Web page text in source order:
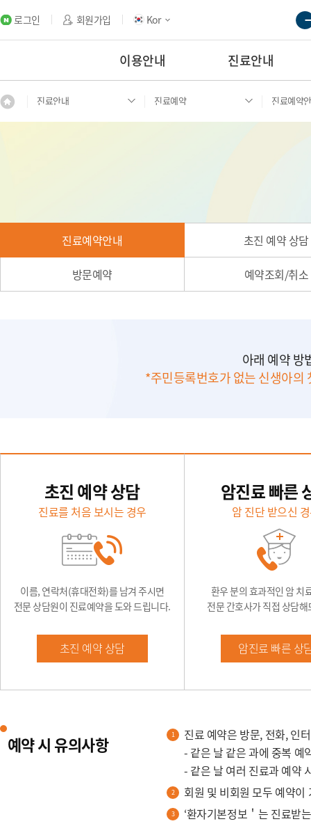
로그인 회원가입 Kor
이용안내 진료안내
진료안내 진료예약 진료예약
진료예약안내 초진 예약 상담
방문예약 예약조회/취소
아래 예약 방
*주민등록번호가 없는 신생아의
초진 예약 상담
진료를 처음 보시는 경우
이름, 연락처(휴대전화)를 남겨 주시면
전문 상담원이 진료예약을 도와 드립니다.
초진 예약 상담
암진료 빠른
암 진단 받으신
환우 분의 효과적인 암 치
전문 간호사가 직접 상담
암진료 빠른 상
예약 시 유의사항
진료 예약은 방문, 전화, 인
- 같은 날 같은 과에 중복 예
- 같은 날 여러 진료과 예약
회원 및 비회원 모두 예약이
‘환자기본정보＇는 진료받